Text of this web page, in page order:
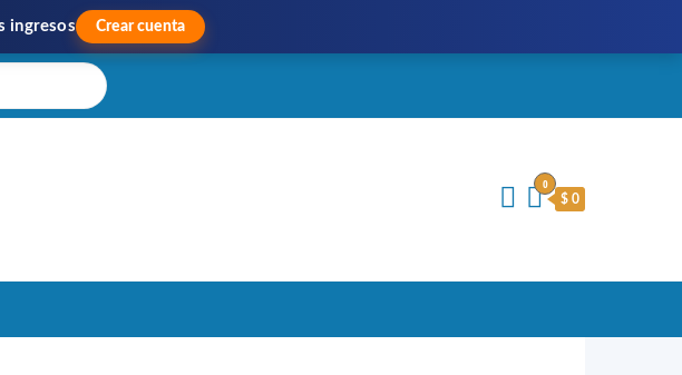
ingresos Crear cuenta
0
$ 0